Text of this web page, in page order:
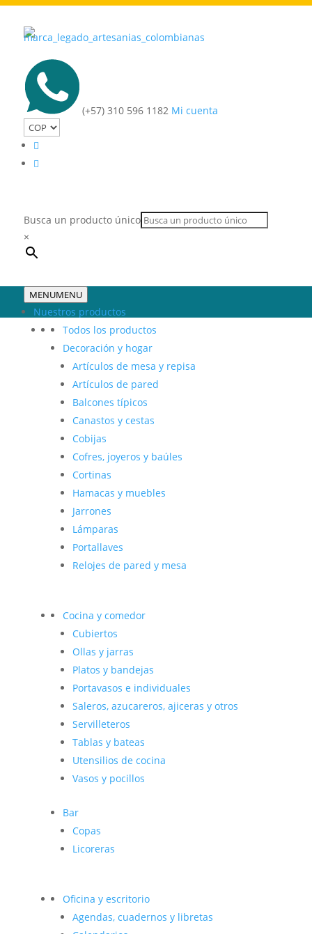
(+57) 310 596 1182 Mi cuenta
Busca un producto único
×
MENUMENU
Nuestros productos
Todos los productos
Decoración y hogar
Artículos de mesa y repisa
Artículos de pared
Balcones típicos
Canastos y cestas
Cobijas
Cofres, joyeros y baúles
Cortinas
Hamacas y muebles
Jarrones
Lámparas
Portallaves
Relojes de pared y mesa
Cocina y comedor
Cubiertos
Ollas y jarras
Platos y bandejas
Portavasos e individuales
Saleros, azucareros, ajiceras y otros
Servilleteros
Tablas y bateas
Utensilios de cocina
Vasos y pocillos
Bar
Copas
Licoreras
Oficina y escritorio
Agendas, cuadernos y libretas